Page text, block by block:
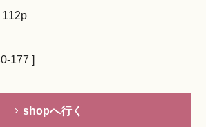
112p
177 ]
shopへ行く